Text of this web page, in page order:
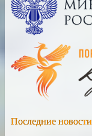
Последние новости